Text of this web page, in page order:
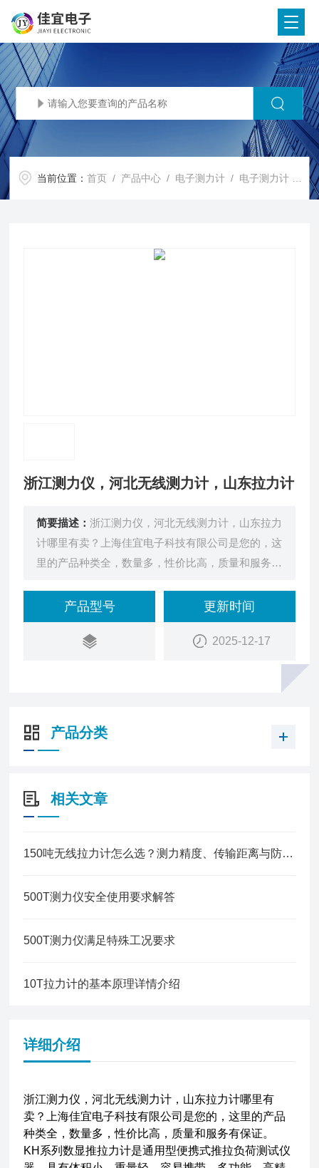
当前位置：首页 / 产品中心 / 电子测力计 / 电子测力计
浙江测力仪，河北无线测力计，山东拉力计
简要描述：浙江测力仪，河北无线测力计，山东拉力
计哪里有卖？上海佳宜电子科技有限公司是您的，这
里的产品种类全，数量多，性价比高，质量和服务有
产品型号 更新时间
2025-12-17
产品分类
相关文章
150吨无线拉力计怎么选？测力精度、传输距离与防护等级的选购避坑指南
500T测力仪安全使用要求解答
500T测力仪满足特殊工况要求
10T拉力计的基本原理详情介绍
详细介绍
浙江测力仪，河北无线测力计，山东拉力计哪里有
卖？上海佳宜电子科技有限公司是您的，这里的产品
种类全，数量多，性价比高，质量和服务有保证。
KH系列数显推拉力计是通用型便携式推拉负荷测试仪